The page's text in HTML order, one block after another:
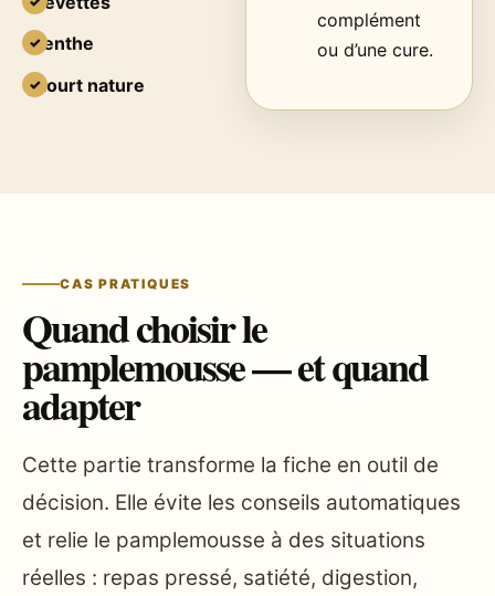
menthe
yaourt nature
complément
ou d’une cure.
CAS PRATIQUES
Quand choisir le
pamplemousse — et quand
adapter
Cette partie transforme la fiche en outil de
décision. Elle évite les conseils automatiques
et relie le pamplemousse à des situations
réelles : repas pressé, satiété, digestion,